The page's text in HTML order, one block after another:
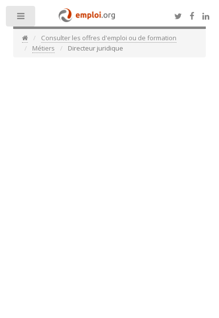
Consulter les offres d'emploi ou de formation
Métiers
Directeur juridique
Toggle